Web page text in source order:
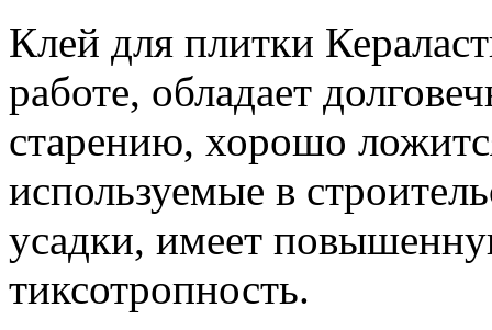
Клей для плитки
работе, обладает
старению, хорошо
используемые в
усадки, имеет
тиксотропность.